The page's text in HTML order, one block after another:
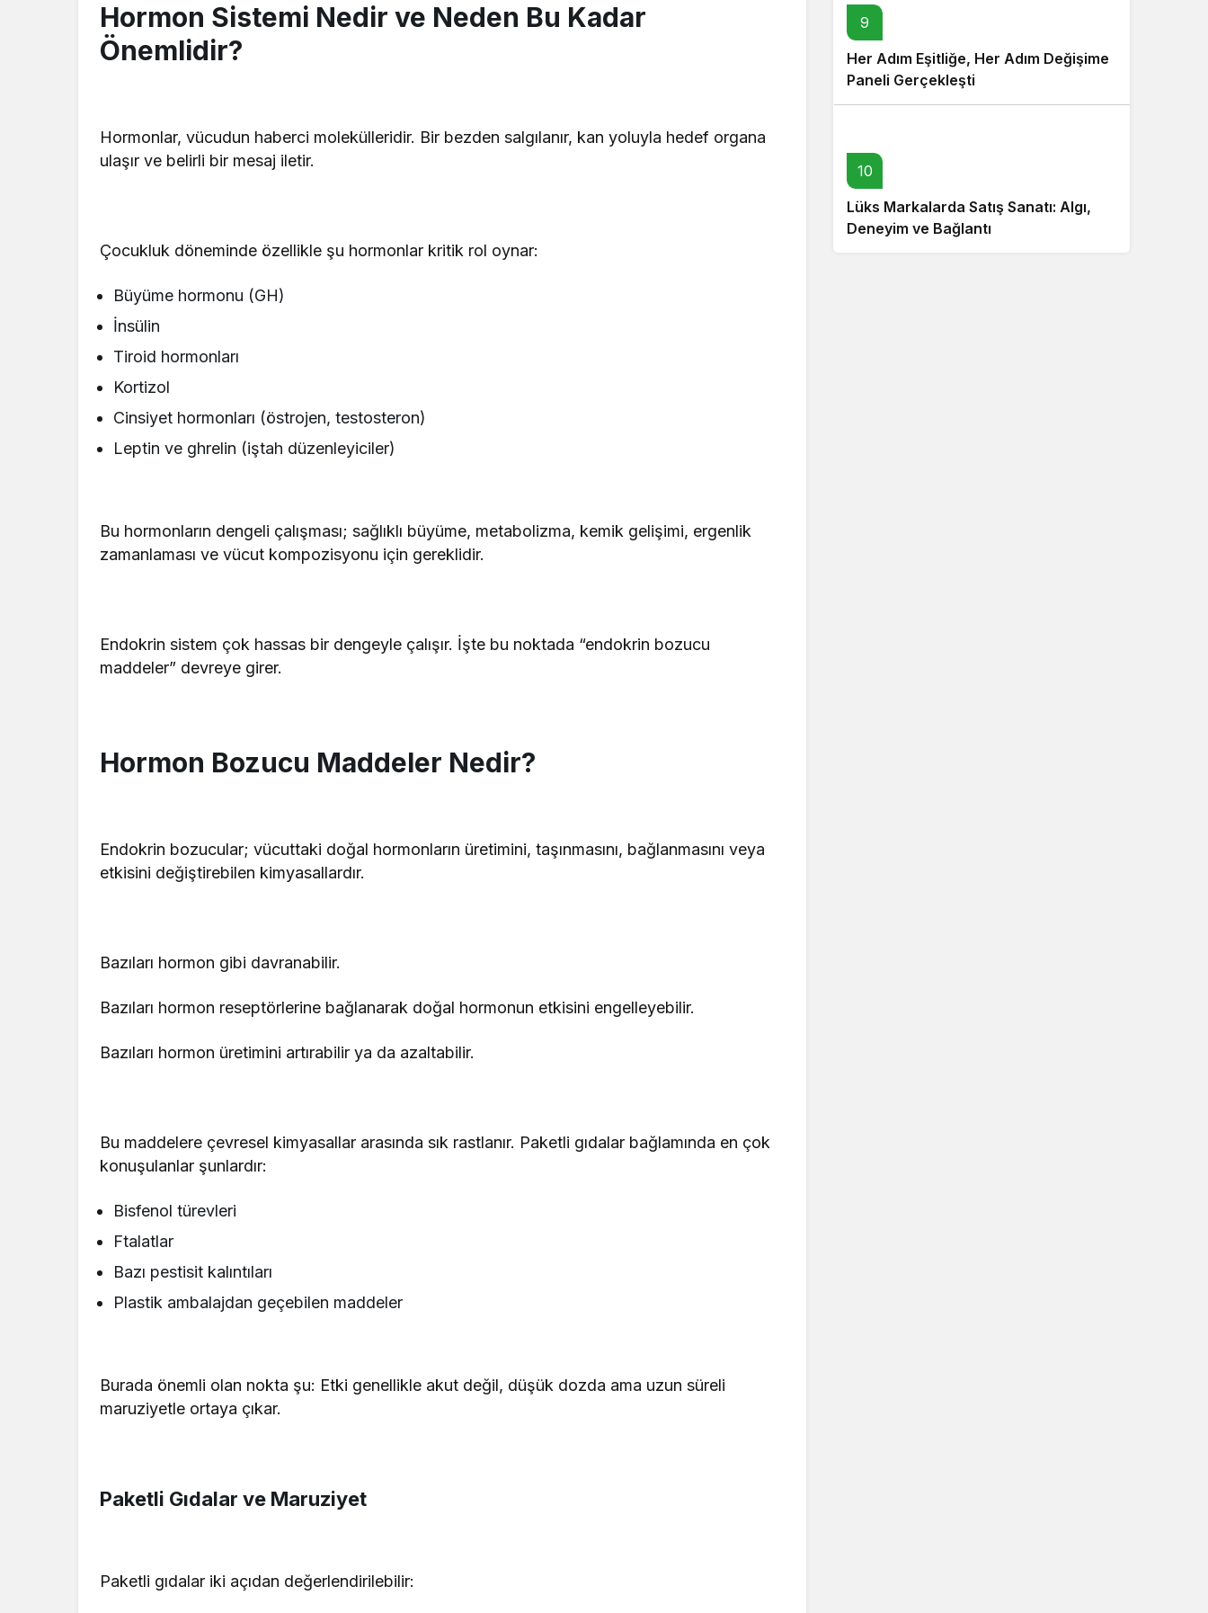
Hormon Sistemi Nedir ve Neden Bu Kadar
Önemlidir?
Hormonlar, vücudun haberci molekülleridir. Bir bezden salgılanır, kan yoluyla hedef organa
ulaşır ve belirli bir mesaj iletir.
Çocukluk döneminde özellikle şu hormonlar kritik rol oynar:
Büyüme hormonu (GH)
İnsülin
Tiroid hormonları
Kortizol
Cinsiyet hormonları (östrojen, testosteron)
Leptin ve ghrelin (iştah düzenleyiciler)
Bu hormonların dengeli çalışması; sağlıklı büyüme, metabolizma, kemik gelişimi, ergenlik
zamanlaması ve vücut kompozisyonu için gereklidir.
Endokrin sistem çok hassas bir dengeyle çalışır. İşte bu noktada “endokrin bozucu
maddeler” devreye girer.
Hormon Bozucu Maddeler Nedir?
Endokrin bozucular; vücuttaki doğal hormonların üretimini, taşınmasını, bağlanmasını veya
etkisini değiştirebilen kimyasallardır.
Bazıları hormon gibi davranabilir.
Bazıları hormon reseptörlerine bağlanarak doğal hormonun etkisini engelleyebilir.
Bazıları hormon üretimini artırabilir ya da azaltabilir.
Bu maddelere çevresel kimyasallar arasında sık rastlanır. Paketli gıdalar bağlamında en çok
konuşulanlar şunlardır:
Bisfenol türevleri
Ftalatlar
Bazı pestisit kalıntıları
Plastik ambalajdan geçebilen maddeler
Burada önemli olan nokta şu: Etki genellikle akut değil, düşük dozda ama uzun süreli
maruziyetle ortaya çıkar.
Paketli Gıdalar ve Maruziyet
Paketli gıdalar iki açıdan değerlendirilebilir:
9
Her Adım Eşitliğe, Her Adım Değişime
Paneli Gerçekleşti
10
Lüks Markalarda Satış Sanatı: Algı,
Deneyim ve Bağlantı